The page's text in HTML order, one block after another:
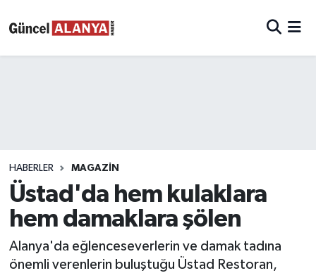
HABERLER MAGAZIN
Üstad'da hem kulaklara
hem damaklara şölen
Alanya'da eğlenceseverlerin ve damak tadına
önemli verenlerin buluştuğu Üstad Restoran,